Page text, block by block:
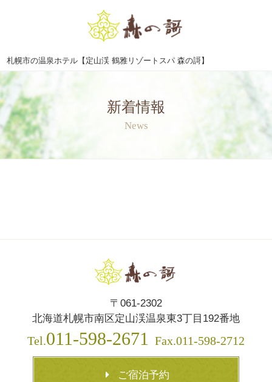
札幌市の温泉ホテル【定山渓 鶴雅リゾートスパ 森の謌】
新着情報
News
〒061-2302
北海道札幌市南区定山渓温泉東3丁目192番地
Tel.011-598-2671 Fax.011-598-2712
ご宿泊予約